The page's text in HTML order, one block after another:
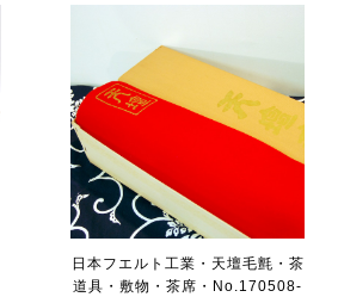
日本フエルト工業・天壇毛氈・茶
道具・敷物・茶席・No.170508-